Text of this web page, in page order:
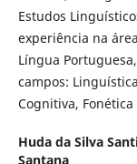
Estudos
experiência na
Língua
campos:
Cognitiva,
Huda da Silva
Santana